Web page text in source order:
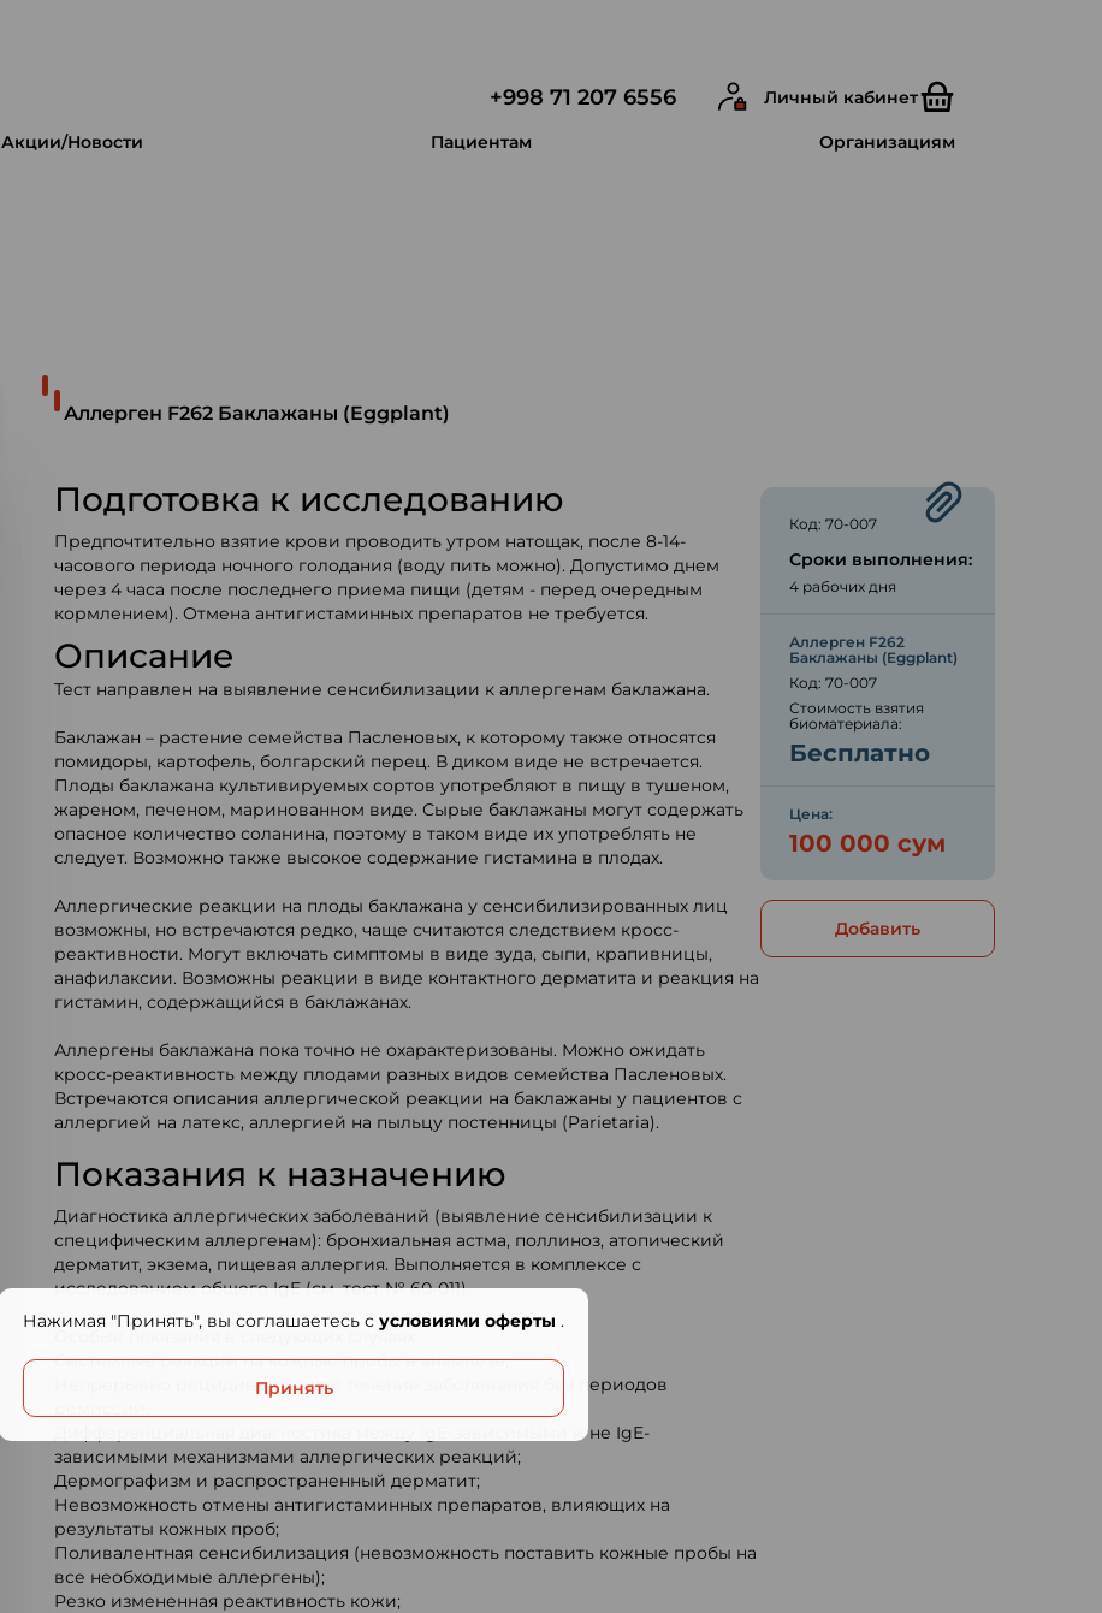
+998 71 207 6556 Личный кабинет
Акции/Новости Пациентам Организациям
Аллерген F262 Баклажаны (Eggplant)
Подготовка к исследованию
Предпочтительно взятие крови проводить утром натощак, после 8-14-
часового периода ночного голодания (воду пить можно). Допустимо днем
через 4 часа после последнего приема пищи (детям - перед очередным
кормлением). Отмена антигистаминных препаратов не требуется.
Описание
Тест направлен на выявление сенсибилизации к аллергенам баклажана.
Баклажан – растение семейства Пасленовых, к которому также относятся
помидоры, картофель, болгарский перец. В диком виде не встречается.
Плоды баклажана культивируемых сортов употребляют в пищу в тушеном,
жареном, печеном, маринованном виде. Сырые баклажаны могут содержать
опасное количество соланина, поэтому в таком виде их употреблять не
следует. Возможно также высокое содержание гистамина в плодах.
Аллергические реакции на плоды баклажана у сенсибилизированных лиц
возможны, но встречаются редко, чаще считаются следствием кросс-
реактивности. Могут включать симптомы в виде зуда, сыпи, крапивницы,
анафилаксии. Возможны реакции в виде контактного дерматита и реакция на
гистамин, содержащийся в баклажанах.
Аллергены баклажана пока точно не охарактеризованы. Можно ожидать
кросс-реактивность между плодами разных видов семейства Пасленовых.
Встречаются описания аллергической реакции на баклажаны у пациентов с
аллергией на латекс, аллергией на пыльцу постенницы (Parietaria).
Показания к назначению
Диагностика аллергических заболеваний (выявление сенсибилизации к
специфическим аллергенам): бронхиальная астма, поллиноз, атопический
дерматит, экзема, пищевая аллергия. Выполняется в комплексе с
исследованием общего IgE (см. тест № 60-011).
Особые показания в следующих случаях:
Системные реакции на кожные пробы в анамнезе;
Непрерывно рецидивирующее течение заболевания без периодов
Дифференциальная диагностика между IgE-зависимыми и не IgE-
зависимыми механизмами аллергических реакций;
Дермографизм и распространенный дерматит;
Невозможность отмены антигистаминных препаратов, влияющих на
результаты кожных проб;
Поливалентная сенсибилизация (невозможность поставить кожные пробы на
все необходимые аллергены);
Резко измененная реактивность кожи;
Код: 70-007
Сроки выполнения:
4 рабочих дня
Аллерген F262
Баклажаны (Eggplant)
Код: 70-007
Стоимость взятия
биоматериала:
Бесплатно
Цена:
100 000 сум
Добавить
Нажимая "Принять", вы соглашаетесь с условиями оферты .
Принять